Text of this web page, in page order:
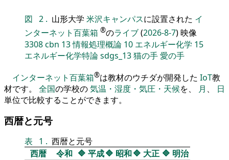
図 2 . 山形大学 米沢キャンパスに設置された イ
ンターネット百葉箱 ®のライブ(2026-8-7) 映像
3308cbn 13情報処理概論 10 エネルギー化学 15
エネルギー化学特論sdgs_13猫の手愛の手
インターネット百葉箱®は教材のウチダが開発した IoT教
材です。 全国の学校の気温・湿度・気圧・天候を、 月 、 日
単位で比較することができます。
西暦と元号
表 1 . 西暦と元号
西暦
令和 🔷 平成🔷 昭和🔷 大正 🔷 明治